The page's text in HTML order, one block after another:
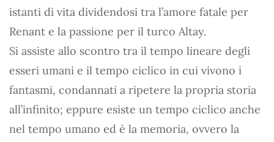
istanti di vita dividendosi tra l’amore fatale per
Renant e la passione per il turco Altay.
Si assiste allo scontro tra il tempo lineare degli
esseri umani e il tempo ciclico in cui vivono i
fantasmi, condannati a ripetere la propria storia
all’infinito; eppure esiste un tempo ciclico anche
nel tempo umano ed è la memoria, ovvero la